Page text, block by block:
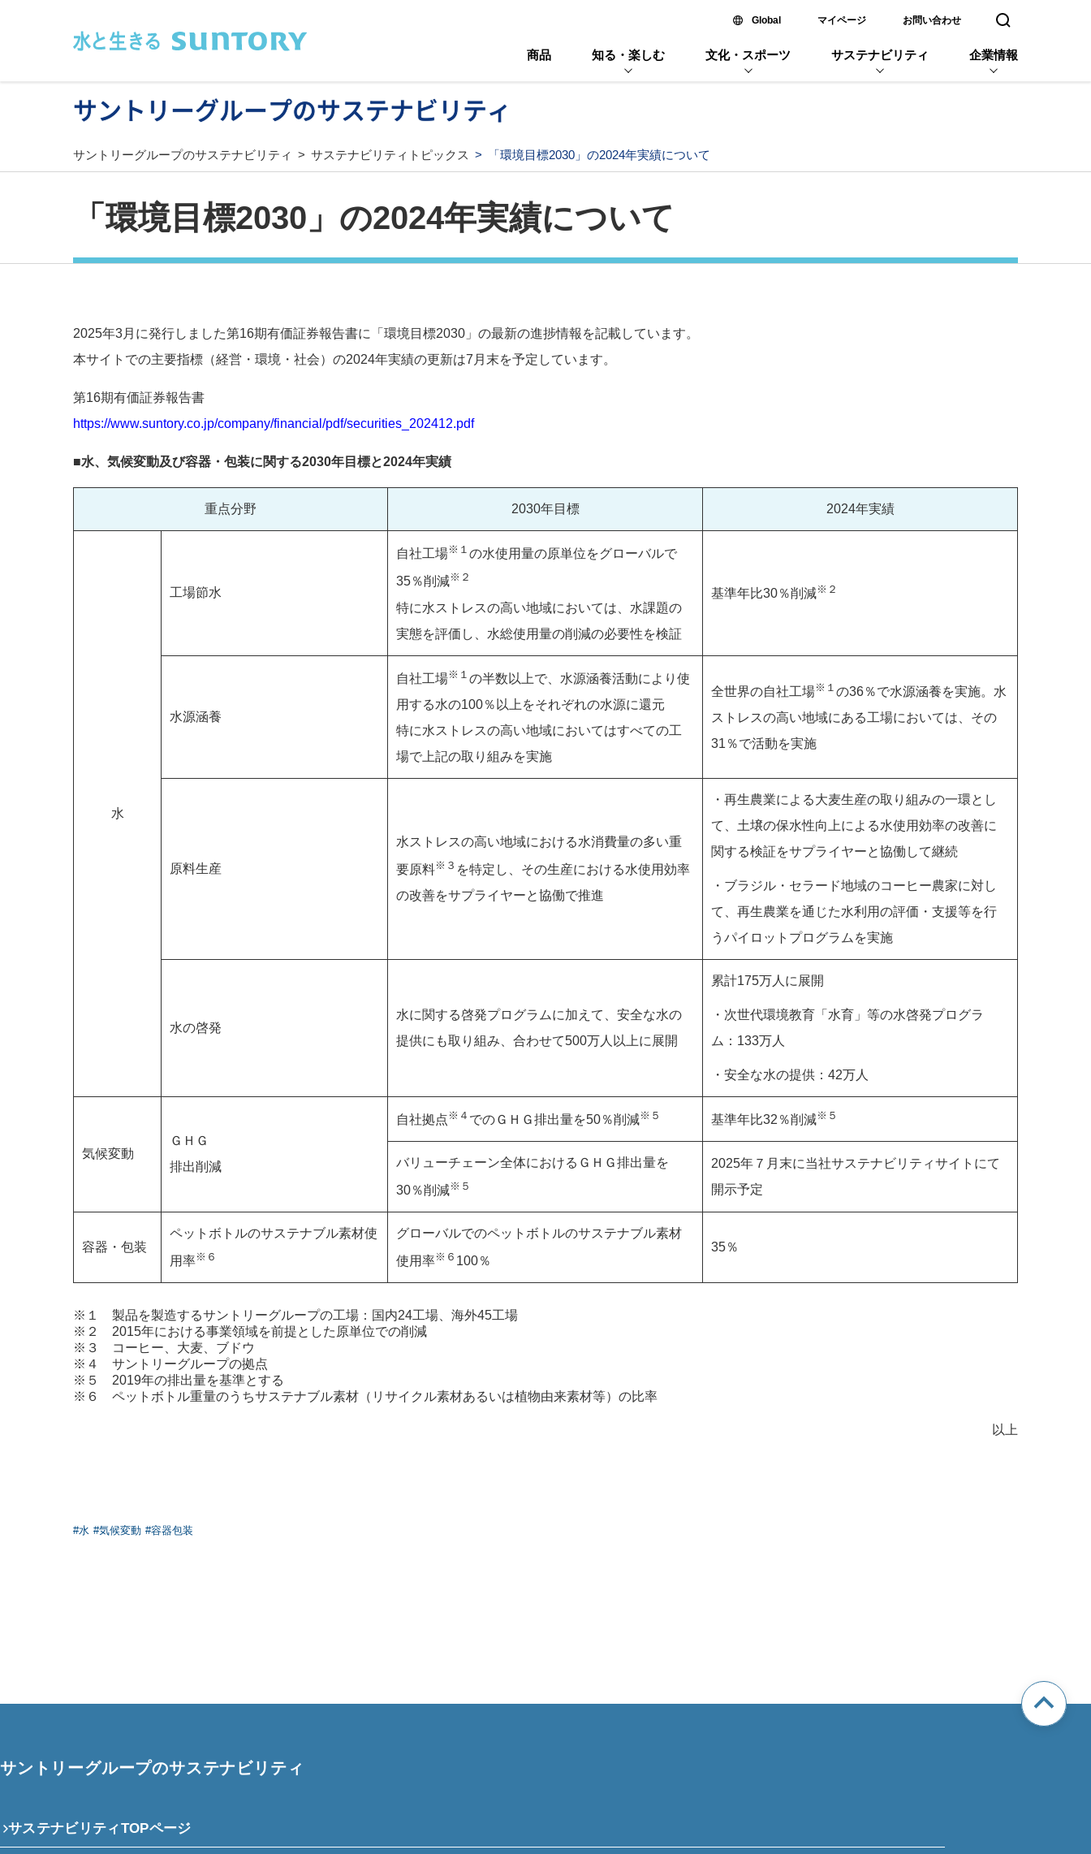
Global新しいウィンドウで開く
マイページ お問い合わせ 検索窓を開く
商品 知る・楽しむ 文化・スポーツ サステナビリティ 企業情報
サントリーグループのサステナビリティ
サントリーグループのサステナビリティ サステナビリティトピックス 「環境目標2030」の2024年実績について
「環境目標2030」の2024年実績について
2025年3月に発行しました第16期有価証券報告書に「環境目標2030」の最新の進捗情報を記載しています。
本サイトでの主要指標（経営・環境・社会）の2024年実績の更新は7月末を予定しています。
第16期有価証券報告書
https://www.suntory.co.jp/company/financial/pdf/securities_202412.pdf
■水、気候変動及び容器・包装に関する2030年目標と2024年実績
重点分野 2030年目標 2024年実績
水
工場節水
自社工場※１ の水使用量の原単位をグローバルで
35％削減※２
特に水ストレスの高い地域においては、水課題の
実態を評価し、水総使用量の削減の必要性を検証
基準年比30％削減※２
水源涵養
自社工場※１ の半数以上で、水源涵養活動により使
用する水の100％以上をそれぞれの水源に還元
特に水ストレスの高い地域においてはすべての工
場で上記の取り組みを実施
全世界の自社工場※１ の36％で水源涵養を実施。水
ストレスの高い地域にある工場においては、その
31％で活動を実施
原料生産
水ストレスの高い地域における水消費量の多い重
要原料※３ を特定し、その生産における水使用効率
の改善をサプライヤーと協働で推進
・再生農業による大麦生産の取り組みの一環とし
て、土壌の保水性向上による水使用効率の改善に
関する検証をサプライヤーと協働して継続
・ブラジル・セラード地域のコーヒー農家に対し
て、再生農業を通じた水利用の評価・支援等を行
うパイロットプログラムを実施
水の啓発
水に関する啓発プログラムに加えて、安全な水の
提供にも取り組み、合わせて500万人以上に展開
累計175万人に展開
・次世代環境教育「水育」等の水啓発プログラ
ム：133万人
・安全な水の提供：42万人
気候変動
ＧＨＧ
排出削減
自社拠点 ※４ でのＧＨＧ排出量を50％削減※５ 基準年比32％削減※５
バリューチェーン全体におけるＧＨＧ排出量を
30％削減※５
2025年７月末に当社サステナビリティサイトにて
開示予定
容器・包装
ペットボトルのサステナブル素材使
用率※６
グローバルでのペットボトルのサステナブル素材
使用率※６ 100％
35％
※１ 製品を製造するサントリーグループの工場：国内24工場、海外45工場
※２ 2015年における事業領域を前提とした原単位での削減
※３ コーヒー、大麦、ブドウ
※４ サントリーグループの拠点
※５ 2019年の排出量を基準とする
※６ ペットボトル重量のうちサステナブル素材（リサイクル素材あるいは植物由来素材等）の比率
以上
#水 #気候変動 #容器包装
サントリーグループのサステナビリティ
サステナビリティTOPページ